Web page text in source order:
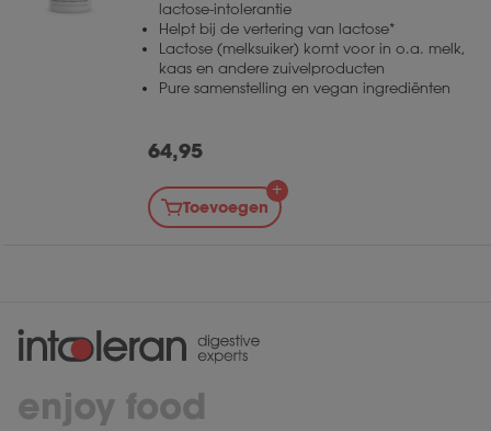
lactose-intolerantie
Helpt bij de vertering van lactose*
Lactose (melksuiker) komt voor in o.a. melk,
kaas en andere zuivelproducten
Pure samenstelling en vegan ingrediënten
64,95
Toevoegen
enjoy food